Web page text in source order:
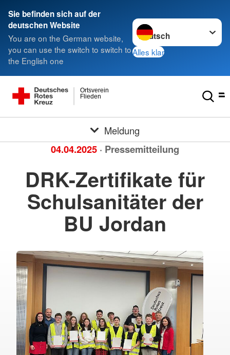
Sie befinden sich auf der
deutschen Website
You are on the German website,
you can use the switch to switch to
the English one
Sprache wechseln zu
Alles klar
Flieden
Ortsverein
Meldung
04.04.2025 · Pressemitteilung
DRK-Zertifikate für
Schulsanitäter der
BU Jordan